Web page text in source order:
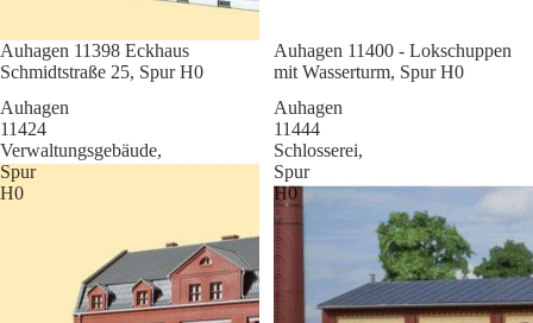
Sale
Auhagen 11398 Eckhaus
Schmidtstraße 25, Spur H0
Sale
Auhagen 11400 - Lokschuppen
mit Wasserturm, Spur H0
Auhagen
11424
Verwaltungsgebäude,
Spur
H0
Auhagen
11444
Schlosserei,
Spur
H0